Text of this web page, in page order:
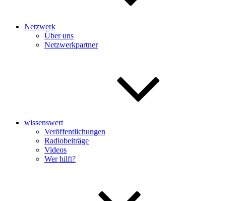
Netzwerk
Über uns
Netzwerkpartner
wissenswert
Veröffentlichungen
Radiobeiträge
Videos
Wer hilft?